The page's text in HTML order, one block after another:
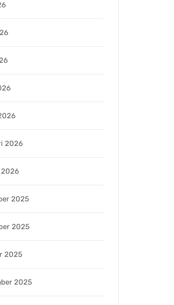
2026
2025
2025
2025
2025